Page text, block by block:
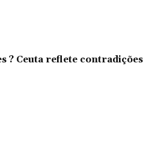
? Ceuta reflete